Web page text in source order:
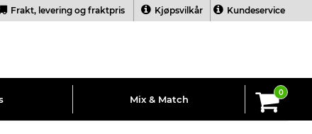
Frakt, levering og fraktpris Kjøpsvilkår Kundeservice
Mix & Match
0